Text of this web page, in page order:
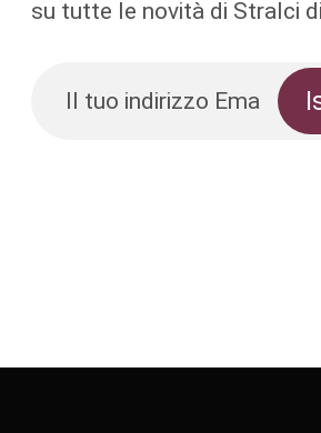
su tutte le novità di Stralci